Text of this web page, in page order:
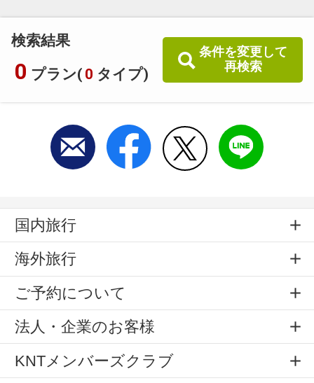
検索結果
0 プラン( 0 タイプ)
条件を変更して
再検索
国内旅行
海外旅行
ご予約について
法人・企業のお客様
KNTメンバーズクラブ